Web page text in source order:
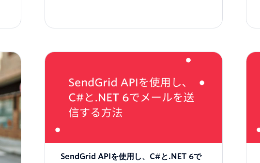
SendGrid APIを使用し、C#と.NET 6で